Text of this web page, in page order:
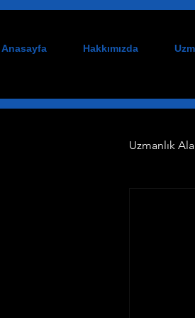
Anasayfa Hakkımızda
Uzmanlık